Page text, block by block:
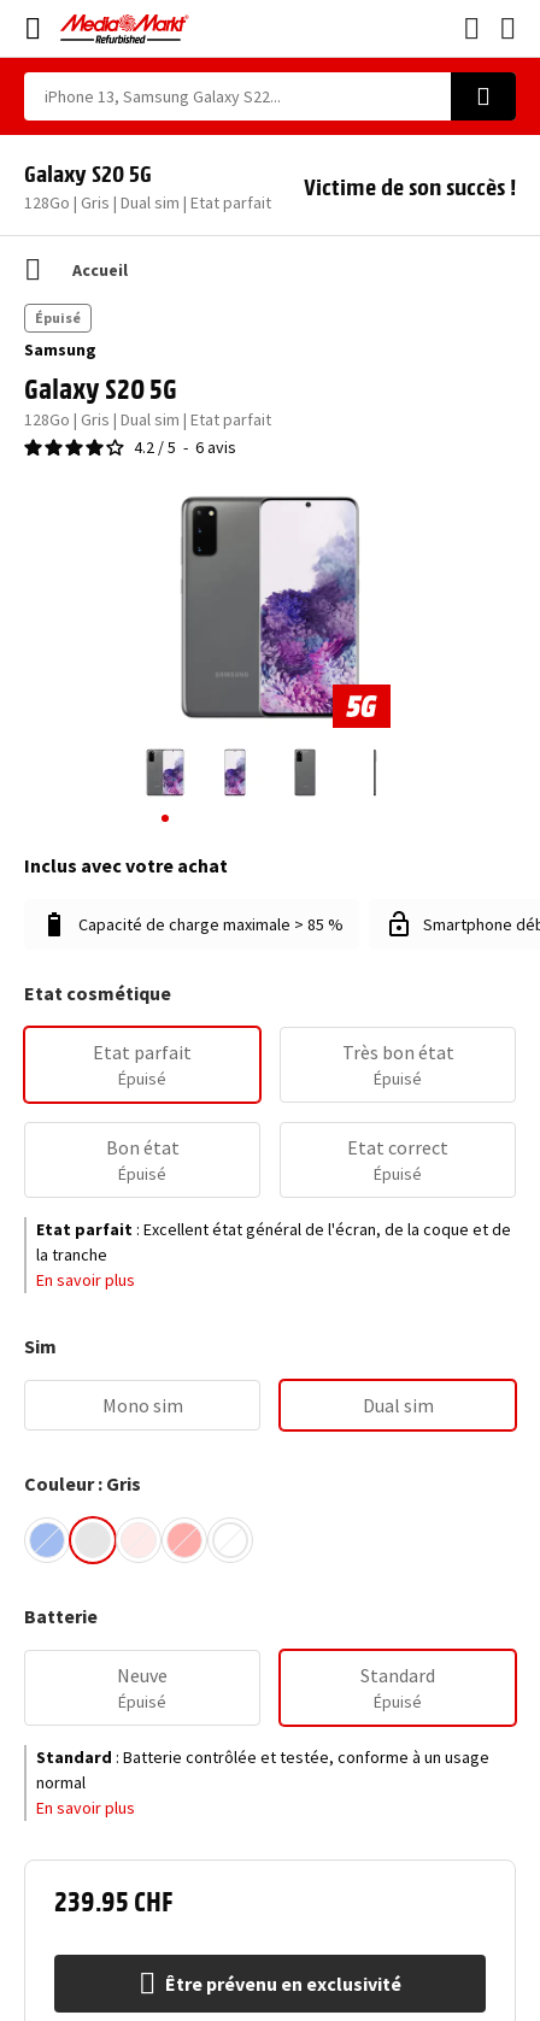
Galaxy S20 5G
128Go | Gris | Dual sim | Etat parfait
Victime de son succès !
Accueil
Samsung
Galaxy S20 5G
128Go | Gris | Dual sim | Etat parfait
4.2 /5 - 6avis
Épuisé
Inclus avec votre achat
Capacité de charge maximale > 85 % Smartphone
239.95 CHF
Être prévenu en exclusivité
Etat cosmétique
Etat parfait
Épuisé
Très bon état
Épuisé
Bon état
Épuisé
Etat correct
Épuisé
Etat parfait : Excellent état général de l'écran, de la coque et de
la tranche
En savoir plus
Sim
Mono sim Dual sim
Couleur : Gris
Batterie
Neuve
Épuisé
Standard
Épuisé
Standard : Batterie contrôlée et testée, conforme à un usage
normal
En savoir plus